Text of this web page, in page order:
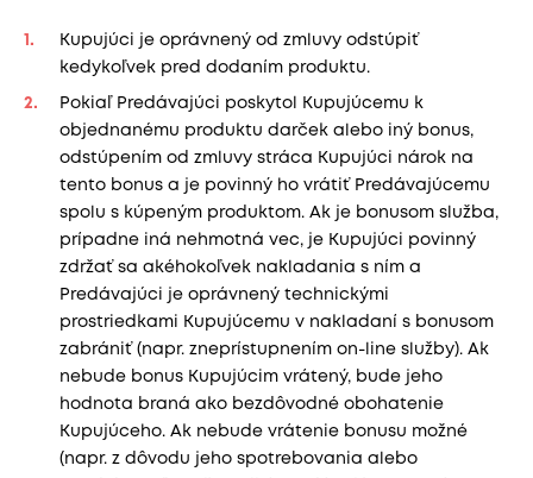
Kupujúci je oprávnený od zmluvy odstúpiť
kedykoľvek pred dodaním produktu.
Pokiaľ Predávajúci poskytol Kupujúcemu k
objednanému produktu darček alebo iný bonus,
odstúpením od zmluvy stráca Kupujúci nárok na
tento bonus a je povinný ho vrátiť Predávajúcemu
spolu s kúpeným produktom. Ak je bonusom služba,
prípadne iná nehmotná vec, je Kupujúci povinný
zdržať sa akéhokoľvek nakladania s ním a
Predávajúci je oprávnený technickými
prostriedkami Kupujúcemu v nakladaní s bonusom
zabrániť (napr. zneprístupnením on-line služby). Ak
nebude bonus Kupujúcim vrátený, bude jeho
hodnota braná ako bezdôvodné obohatenie
Kupujúceho. Ak nebude vrátenie bonusu možné
(napr. z dôvodu jeho spotrebovania alebo